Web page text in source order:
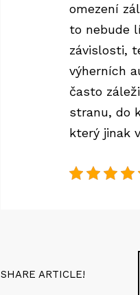
omezení
to nebude
závislosti,
výherních
často
stranu, do
který jinak
SHARE ARTICLE!